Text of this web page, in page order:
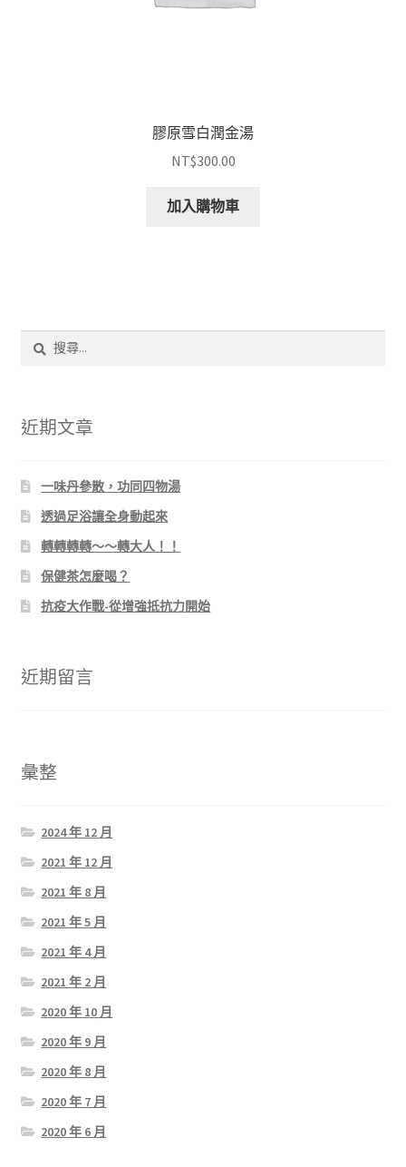
膠原雪白潤金湯
NT$300.00
加入購物車
字:
近期文章
一味丹參散，功同四物湯
透過足浴讓全身動起來
轉轉轉轉～～轉大人！！
保健茶怎麼喝？
抗疫大作戰-從增強抵抗力開始
近期留言
彙整
2024 年 12 月
2021 年 12 月
2021 年 8 月
2021 年 5 月
2021 年 4 月
2021 年 2 月
2020 年 10 月
2020 年 9 月
2020 年 8 月
2020 年 7 月
2020 年 6 月